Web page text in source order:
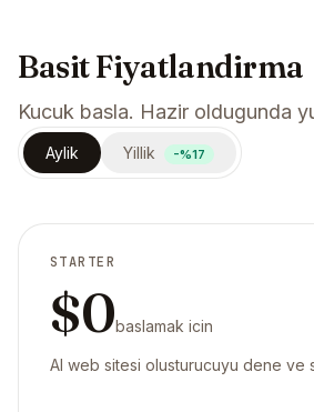
Basit Fiyatlandirma
Kucuk basla. Hazir oldugunda
Aylik Yillik -%17
STARTER
$0baslamak icin
AI web sitesi olusturucuyu dene ve